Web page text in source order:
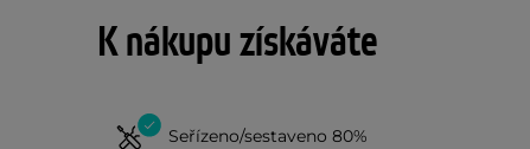
K nákupu získáváte
Seřízeno/sestaveno 80%